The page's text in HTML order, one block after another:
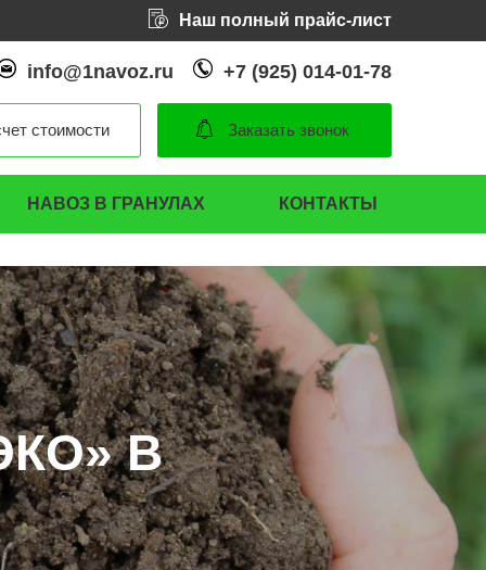
Наш полный прайс-лист
info@1navoz.ru +7 (925) 014-01-78
стоимости Заказать звонок
НАВОЗ В ГРАНУЛАХ КОНТАКТЫ
В
В
В